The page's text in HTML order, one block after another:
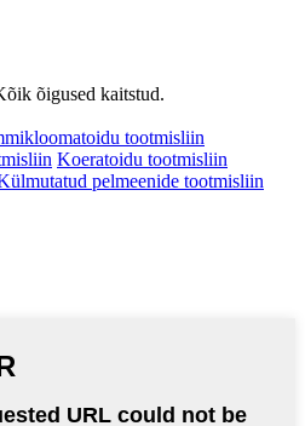
õigused kaitstud.
tootmisliin
Koeratoidu tootmisliin
pelmeenide tootmisliin